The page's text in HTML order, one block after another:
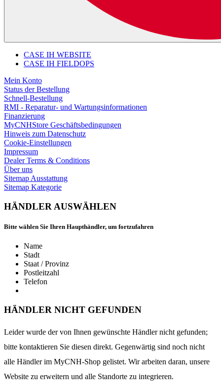
CASE IH WEBSITE
CASE IH FIELDOPS
Mein Konto
Status der Bestellung
Schnell-Bestellung
RMI - Reparatur- und Wartungsinformationen
Finanzierung
MyCNHStore Geschäftsbedingungen
Hinweis zum Datenschutz
Cookie-Einstellungen
Impressum
Dealer Terms & Conditions
Über uns
Sitemap Ausstattung
Sitemap Kategorie
HÄNDLER AUSWÄHLEN
Bitte wählen Sie Ihren Haupthändler, um fortzufahren
Name
Stadt
Staat / Provinz
Postleitzahl
Telefon
HÄNDLER NICHT GEFUNDEN
Leider wurde der von Ihnen gewünschte Händler nicht gefunden;
bitte kontaktieren Sie diesen direkt. Gegenwärtig sind noch nicht
alle Händler im MyCNH-Shop gelistet. Wir arbeiten daran, unsere
Website zu erweitern und alle Standorte zu integrieren.